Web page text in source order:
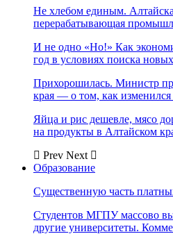
Не хлебом единым.
перерабатывающая
И не одно «Но!» Как
год в условиях поиска
Прихорошилась. Министр
края — о том, как
Яйца и рис дешевле, мясо
на продукты в Алтайском
Prev Next
Образование
Существенную часть
Студентов МГПУ массово
другие университеты.